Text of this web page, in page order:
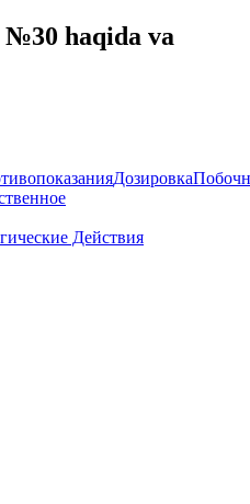
№30 haqida va
Дозировка
Действия